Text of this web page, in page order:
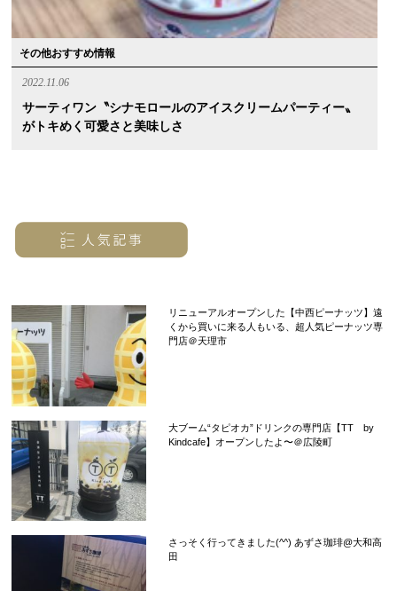
その他おすすめ情報
2022.11.06
サーティワン〝シナモロールのアイスクリームパーティー〟
がトキめく可愛さと美味しさ
リニューアルオープンした【中西ピーナッツ】遠
くから買いに来る人もいる、超人気ピーナッツ専
門店＠天理市
大ブーム“タピオカ”ドリンクの専門店【TT by
Kindcafe】オープンしたよ〜＠広陵町
さっそく行ってきました(^^) あずさ珈琲@大和高
田